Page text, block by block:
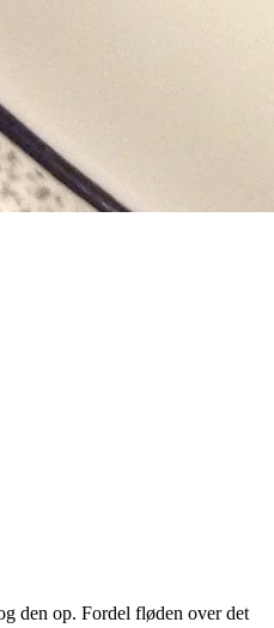
den op. Fordel fløden over det